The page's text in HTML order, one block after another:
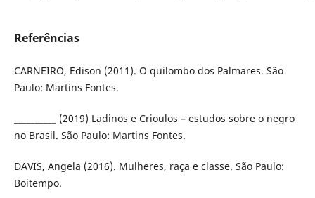
Referências
CARNEIRO, Edison (2011). O quilombo dos Palmares. São
Paulo: Martins Fontes.
__________ (2019) Ladinos e Crioulos – estudos sobre o negro
no Brasil. São Paulo: Martins Fontes.
DAVIS, Angela (2016). Mulheres, raça e classe. São Paulo:
Boitempo.